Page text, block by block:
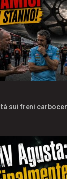
sui freni